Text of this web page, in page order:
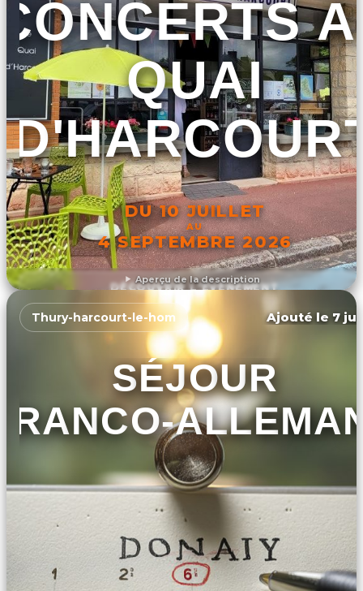
Aperçu de la description
QUAI
DU 10 JUILLET
AU
4 SEPTEMBRE 2026
DÉCOUVRIR L'ÉVÉNEMENT
Thury-harcourt-le-hom Ajouté le 7
SÉJOUR